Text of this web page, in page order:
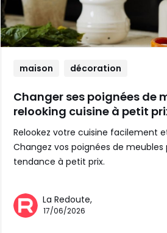
maison décoration
Changer ses poignées de
relooking cuisine à petit
Relookez votre cuisine facilement
Changez vos poignées de
tendance à petit prix.
La Redoute,
17/06/2026